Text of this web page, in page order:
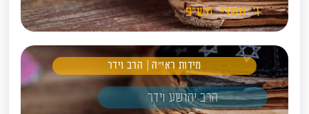
ז' תשרי תש"פ
מידות ראי"ה | הרב וידר
הרב יהושע וידר